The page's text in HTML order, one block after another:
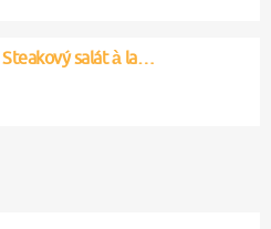
Steakový salát à la…